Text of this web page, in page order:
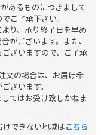
あるものにつきまして
ご了承下さい。
り、承り終了日を早め
がございます。また、
ざいますので、ご了承
文の場合は、お届け希
ざいます。
てはお受け致しかねま
けできない地域はこちら